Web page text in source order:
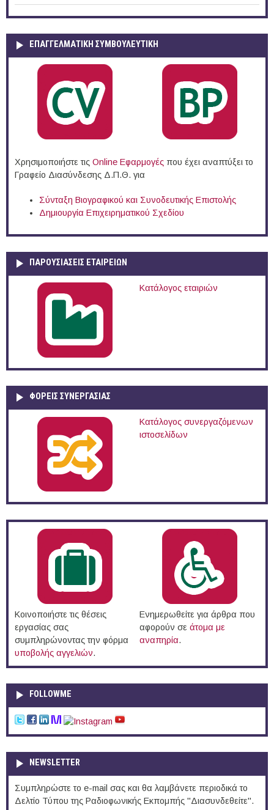
ΕΠΑΓΓΕΛΜΑΤΙΚΉ ΣΥΜΒΟΥΛΕΥΤΙΚΉ
Χρησιμοποιήστε τις Online Eφαρμογές που έχει αναπτύξει το
Γραφείο Διασύνδεσης Δ.Π.Θ. για
Σύνταξη Βιογραφικού και Συνοδευτικής Επιστολής
Δημιουργία Επιχειρηματικού Σχεδίου
ΠΑΡΟΥΣΙΆΣΕΙΣ ΕΤΑΙΡΕΙΏΝ
Κατάλογος εταιριών
ΦΟΡΕΙΣ ΣΥΝΕΡΓΑΣΙΑΣ
Κατάλογος συνεργαζόμενων
ιστοσελίδων
Κοινοποιήστε τις θέσεις
εργασίας σας
συμπληρώνοντας την φόρμα
υποβολής αγγελιών.
Ενημερωθείτε για άρθρα που
αφορούν σε άτομα με
αναπηρία.
FOLLOWME
NEWSLETTER
Συμπληρώστε το e-mail σας και θα λαμβάνετε περιοδικά το
Δελτίο Τύπου της Ραδιοφωνικής Εκπομπής "Διασυνδεθείτε".